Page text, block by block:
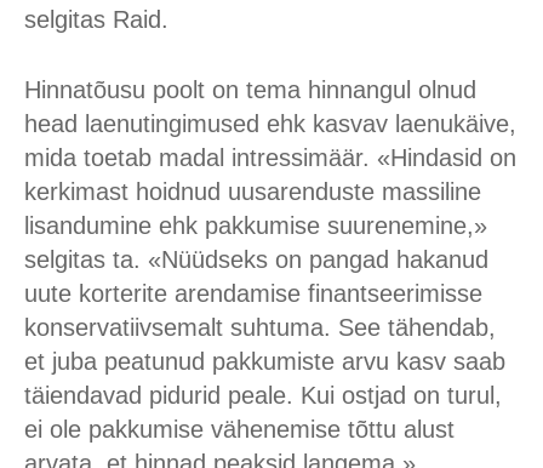
selgitas Raid.
Hinnatõusu poolt on tema hinnangul olnud
head laenutingimused ehk kasvav laenukäive,
mida toetab madal intressimäär. «Hindasid on
kerkimast hoidnud uusarenduste massiline
lisandumine ehk pakkumise suurenemine,»
selgitas ta. «Nüüdseks on pangad hakanud
uute korterite arendamise finantseerimisse
konservatiivsemalt suhtuma. See tähendab,
et juba peatunud pakkumiste arvu kasv saab
täiendavad pidurid peale. Kui ostjad on turul,
ei ole pakkumise vähenemise tõttu alust